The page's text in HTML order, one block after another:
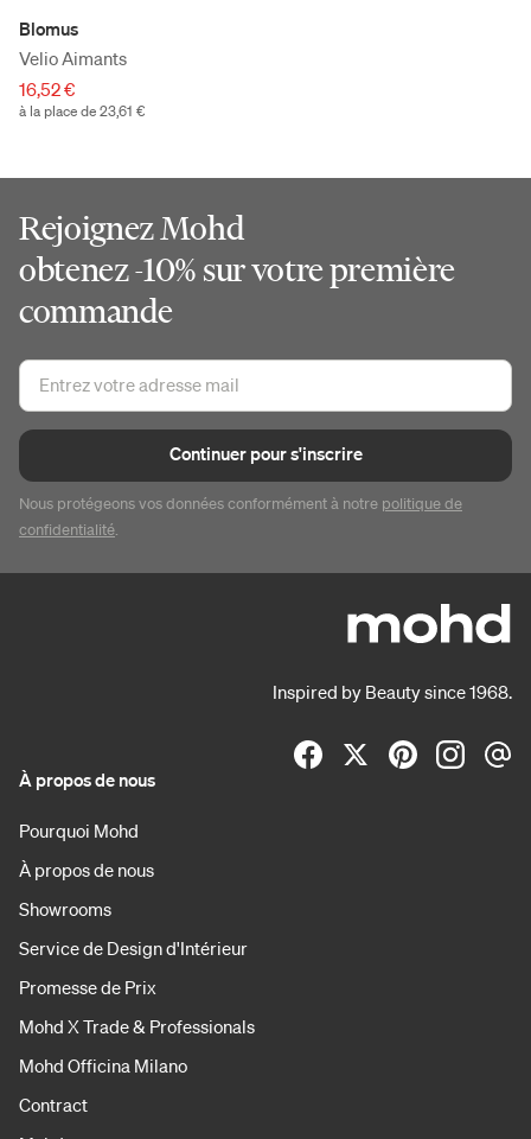
Blomus
Velio Aimants
16,52 €
à la place de 23,61 €
Rejoignez Mohd
obtenez -10% sur votre première
commande
Continuer pour s'inscrire
Nous protégeons vos données conformément à notre politique de
confidentialité.
Inspired by Beauty since 1968.
À propos de nous
Pourquoi Mohd
À propos de nous
Showrooms
Service de Design d'Intérieur
Promesse de Prix
Mohd X Trade & Professionals
Mohd Officina Milano
Contract